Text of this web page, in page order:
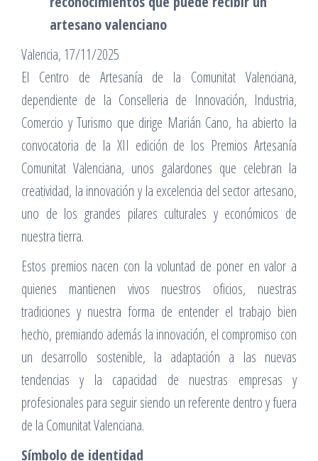
artesano valenciano
Valencia, 17/11/2025
El Centro de Artesanía de la Comunitat Valenciana,
dependiente de la Conselleria de Innovación, Industria,
Comercio y Turismo que dirige Marián Cano, ha abierto la
convocatoria de la XII edición de los Premios Artesanía
Comunitat Valenciana, unos galardones que celebran la
creatividad, la innovación y la excelencia del sector artesano,
uno de los grandes pilares culturales y económicos de
nuestra tierra.
Estos premios nacen con la voluntad de poner en valor a
quienes mantienen vivos nuestros oficios, nuestras
tradiciones y nuestra forma de entender el trabajo bien
hecho, premiando además la innovación, el compromiso con
un desarrollo sostenible, la adaptación a las nuevas
tendencias y la capacidad de nuestras empresas y
profesionales para seguir siendo un referente dentro y fuera
de la Comunitat Valenciana.
Símbolo de identidad